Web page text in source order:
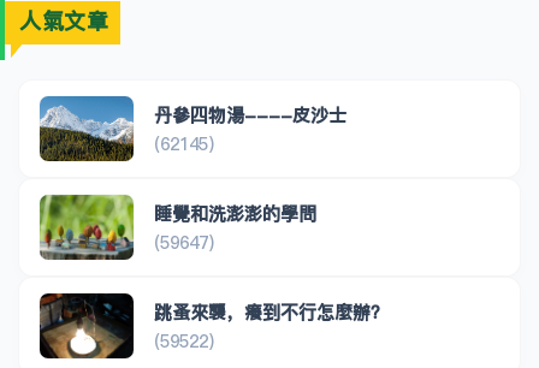
人氣文章
丹參四物湯----皮沙士
(62145)
睡覺和洗澎澎的學問
(59647)
跳蚤來襲，癢到不行怎麼辦？
(59522)